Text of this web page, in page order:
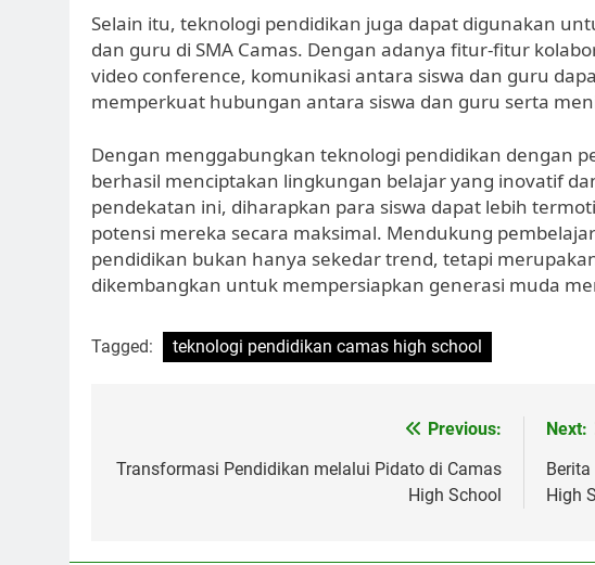
Selain itu, teknologi pendidikan juga dapat digunakan
dan guru di SMA Camas. Dengan adanya fitur-fitur
video conference, komunikasi antara siswa dan guru
memperkuat hubungan antara siswa dan guru serta
Dengan menggabungkan teknologi pendidikan dengan
berhasil menciptakan lingkungan belajar yang inovatif
pendekatan ini, diharapkan para siswa dapat lebih
potensi mereka secara maksimal. Mendukung
pendidikan bukan hanya sekedar trend, tetapi
dikembangkan untuk mempersiapkan generasi muda
Tagged: teknologi pendidikan camas high school
pos
Previous:
Transformasi Pendidikan melalui Pidato di Camas
High School
Next:
High